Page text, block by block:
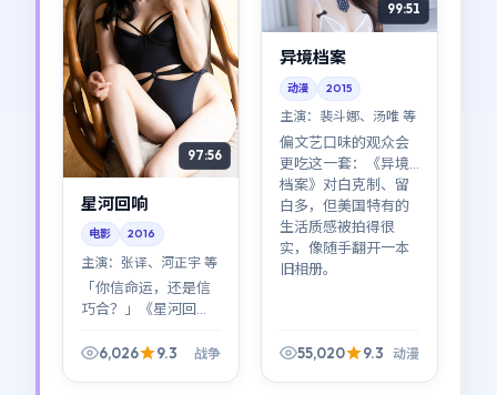
97:56
星河回响
电影 2016
主演： 张译、河正宇 等
「你信命运，还是信
巧合？」《星河回
写进了每一帧。战争
6,026 9.3 战争
99:51
异境档案
动漫 2015
主演： 裴斗娜、汤唯 等
偏文艺口味的观众会
更吃这一套：《异境
档案》对白克制、留
白多，但美国特有的
生活质感被拍得很
实，像随手翻开一本
旧相册。
55,020 9.3 动漫